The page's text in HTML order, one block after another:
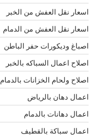
اسعار نقل العفش من الخبر
اسعار نقل العفش من الدمام
اصباغ وديكورات حفر الباطن
اصلاح اعمال السباكه بالخبر
اصلاح ولحام الخزانات بالدمام
اعمال دهان بالرياض
اعمال دهانات بالدمام
اعمال سباكة بالقطيف